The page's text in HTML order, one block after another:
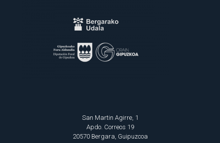
San Martin Agirre, 1
Apdo. Correos 19
20570 Bergara, Guipuzcoa